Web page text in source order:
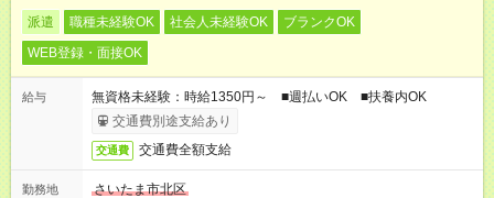
派遣 職種未経験OK 社会人未経験OK
ブランクOK
WEB登録・面接OK
給与
無資格未経験：時給1350円～ ■週払いOK ■扶養内OK
交通費別途支給あり
交通費 交通費全額支給
勤務地
さいたま市北区